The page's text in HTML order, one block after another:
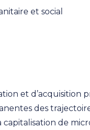
et social
et d’acquisition
des
de